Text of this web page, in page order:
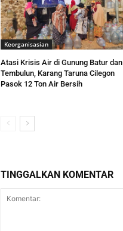
Keorganisasian
Atasi Krisis Air di Gunung Batur dan
Tembulun, Karang Taruna Cilegon
Pasok 12 Ton Air Bersih
TINGGALKAN KOMENTAR